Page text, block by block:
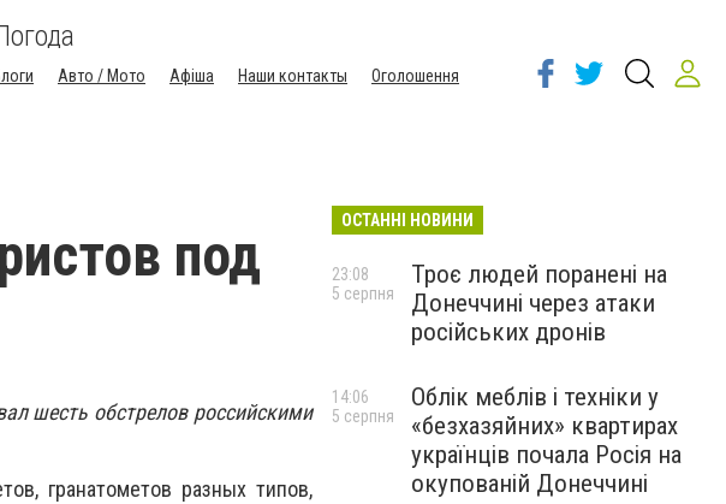
Авто / Мото Афіша Наши контакты
Оголошення
под
шесть обстрелов российскими
гранатометов разных типов,
ОСТАННІ НОВИНИ
Троє людей поранені на
Донеччині через атаки
російських дронів
23:08
5 серпня
Облік меблів і техніки у
«безхазяйних» квартирах
українців почала Росія на
окупованій Донеччині
14:06
5 серпня